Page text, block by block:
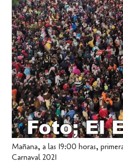
Mañana, a las 19:00 horas,
Carnaval 2021